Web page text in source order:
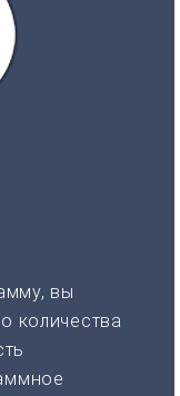
вы
количества